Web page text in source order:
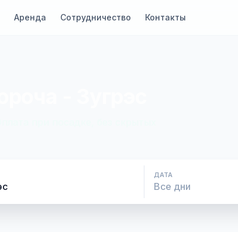
Аренда Сотрудничество Контакты
ДАТА